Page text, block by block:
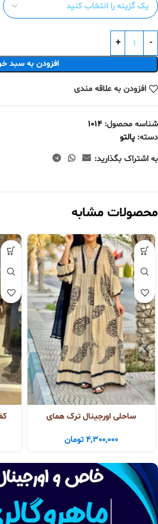
افزودن به سبد
افزودن به علاقه مندی
شناسه محصول: 1014
دسته: پالتو
به اشتراک بگذارید:
محصولات مشابه
ساحلی اورجینال ترک همای
4,300,000 تومان